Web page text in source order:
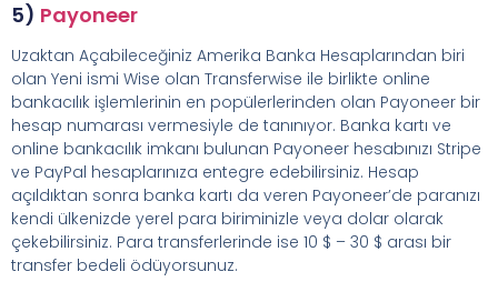
5) Payoneer
Uzaktan Açabileceğiniz Amerika Banka Hesaplarından biri
olan Yeni ismi Wise olan Transferwise ile birlikte online
bankacılık işlemlerinin en popülerlerinden olan Payoneer bir
hesap numarası vermesiyle de tanınıyor. Banka kartı ve
online bankacılık imkanı bulunan Payoneer hesabınızı Stripe
ve PayPal hesaplarınıza entegre edebilirsiniz. Hesap
açıldıktan sonra banka kartı da veren Payoneer’de paranızı
kendi ülkenizde yerel para biriminizle veya dolar olarak
çekebilirsiniz. Para transferlerinde ise 10 $ – 30 $ arası bir
transfer bedeli ödüyorsunuz.